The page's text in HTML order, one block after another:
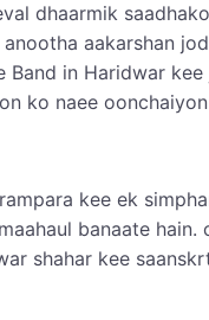
dhaarmik
aakarshan
in Haridwar
ko naee
kee ek
banaate
shahar kee